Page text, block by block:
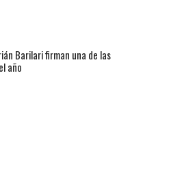
Barilari firman una de las
año